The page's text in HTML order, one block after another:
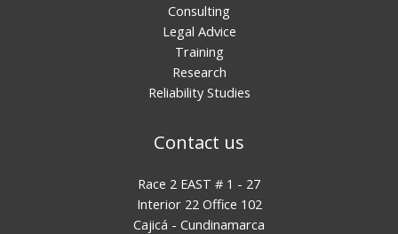
Consulting
Legal Advice
Training
Research
Reliability Studies
Contact us
Race 2 EAST # 1 - 27
Interior 22 Office 102
Cajicá - Cundinamarca